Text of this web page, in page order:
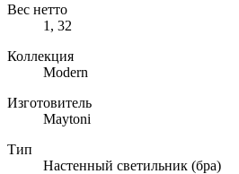
Вес нетто
1, 32
Коллекция
Modern
Изготовитель
Maytoni
Тип
Настенный светильник (бра)